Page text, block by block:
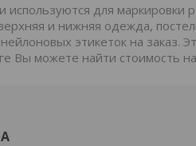
для маркировки
и нижняя одежда,
этикеток на заказ.
Вы можете найти стоимость